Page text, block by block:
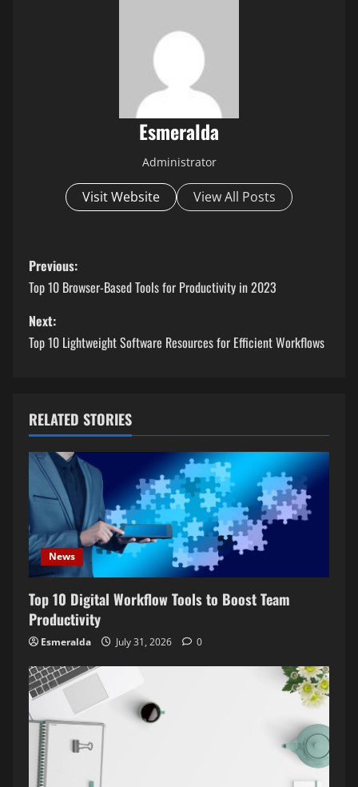
Esmeralda
Administrator
Visit Website View All Posts
P
o
s
t
a
v
i
g
a
t
i
o
n
Previous:
Top 10 Browser-Based Tools for Productivity in 2023
Next:
Top 10 Lightweight Software Resources for Efficient Workflows
RELATED STORIES
News
Top 10 Digital Workflow Tools to Boost Team
Productivity
Esmeralda July 31, 2026 0